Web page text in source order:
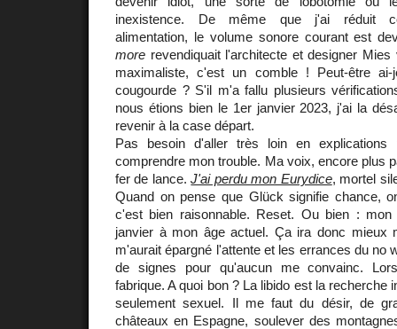
inexistence. De même que j'ai réduit
alimentation, le volume sonore courant est
more revendiquait l'architecte et designer
maximaliste, c'est un comble ! Peut-être
cougourde ? S'il m'a fallu plusieurs
nous étions bien le 1er janvier 2023, j'ai la
revenir à la case départ.
Pas besoin d'aller très loin en explications
comprendre mon trouble. Ma voix, encore plus
fer de lance.J'ai perdu mon Eurydice, mortel
Quand on pense que Glück signifie chance,
c'est bien raisonnable. Reset. Ou bien :
janvier à mon âge actuel. Ça ira donc mieux
m'aurait épargné l'attente et les errances du no
de signes pour qu'aucun me convainc.
fabrique. A quoi bon ? La libido est la recherche
seulement sexuel. Il me faut du désir, de
châteaux en Espagne, soulever des